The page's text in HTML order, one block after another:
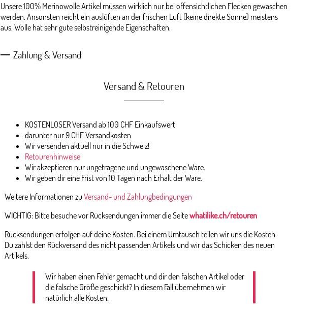
Unsere 100% Merinowolle Artikel müssen wirklich nur bei offensichtlichen Flecken gewaschen
werden. Ansonsten reicht ein auslüften an der frischen Luft (keine direkte Sonne) meistens
aus. Wolle hat sehr gute selbstreinigende Eigenschaften.
Zahlung & Versand
Versand & Retouren
KOSTENLOSER Versand ab 100 CHF Einkaufswert
darunter nur 9 CHF Versandkosten
Wir versenden aktuell nur in die Schweiz!
Retourenhinweise
Wir akzeptieren nur ungetragene und ungewaschene Ware.
Wir geben dir eine Frist von 10 Tagen nach Erhalt der Ware.
Weitere Informationen zu Versand- und Zahlungbedingungen
WICHTIG: Bitte besuche vor Rücksendungen immer die Seitewhatilike.ch/retouren
Rücksendungen erfolgen auf deine Kosten. Bei einem Umtausch teilen wir uns die Kosten.
Du zahlst den Rückversand des nicht passenden Artikels und wir das Schicken des neuen
Artikels.
Wir haben einen Fehler gemacht und dir den falschen Artikel oder
die falsche Größe geschickt? In diesem Fall übernehmen wir
natürlich alle Kosten.